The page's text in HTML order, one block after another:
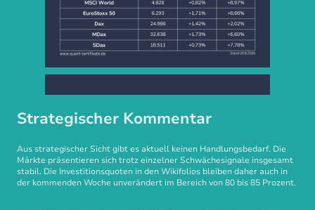
Strategischer Kommentar
Aus strategischer Sicht gibt es aktuell keinen Handlungsbedarf. Die
Märkte präsentieren sich trotz einzelner Schwächesignale insgesamt
stabil. Die Investitionsquoten in den Wikifolios bleiben daher auch in
der kommenden Woche unverändert im Bereich von 80 bis 85 Prozent.